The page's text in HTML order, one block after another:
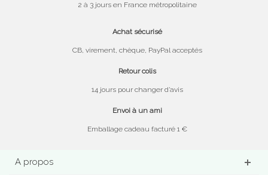
2 à 3 jours en France métropolitaine
Achat sécurisé
CB, virement, chèque, PayPal acceptés
Retour colis
14 jours pour changer d’avis
Envoi à un ami
Emballage cadeau facturé 1 €
A propos